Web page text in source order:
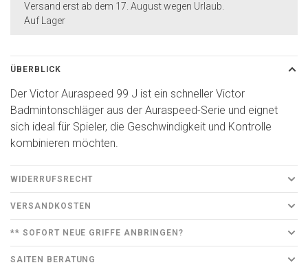
Versand erst ab dem 17. August wegen Urlaub.
Auf Lager
ÜBERBLICK
Der Victor Auraspeed 99 J ist ein schneller Victor
Badmintonschläger aus der Auraspeed-Serie und eignet
sich ideal für Spieler, die Geschwindigkeit und Kontrolle
kombinieren möchten.
WIDERRUFSRECHT
VERSANDKOSTEN
** SOFORT NEUE GRIFFE ANBRINGEN?
SAITEN BERATUNG